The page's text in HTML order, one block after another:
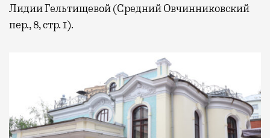
Лидии Гельтищевой (Средний Овчинниковский
пер., 8, стр. 1).